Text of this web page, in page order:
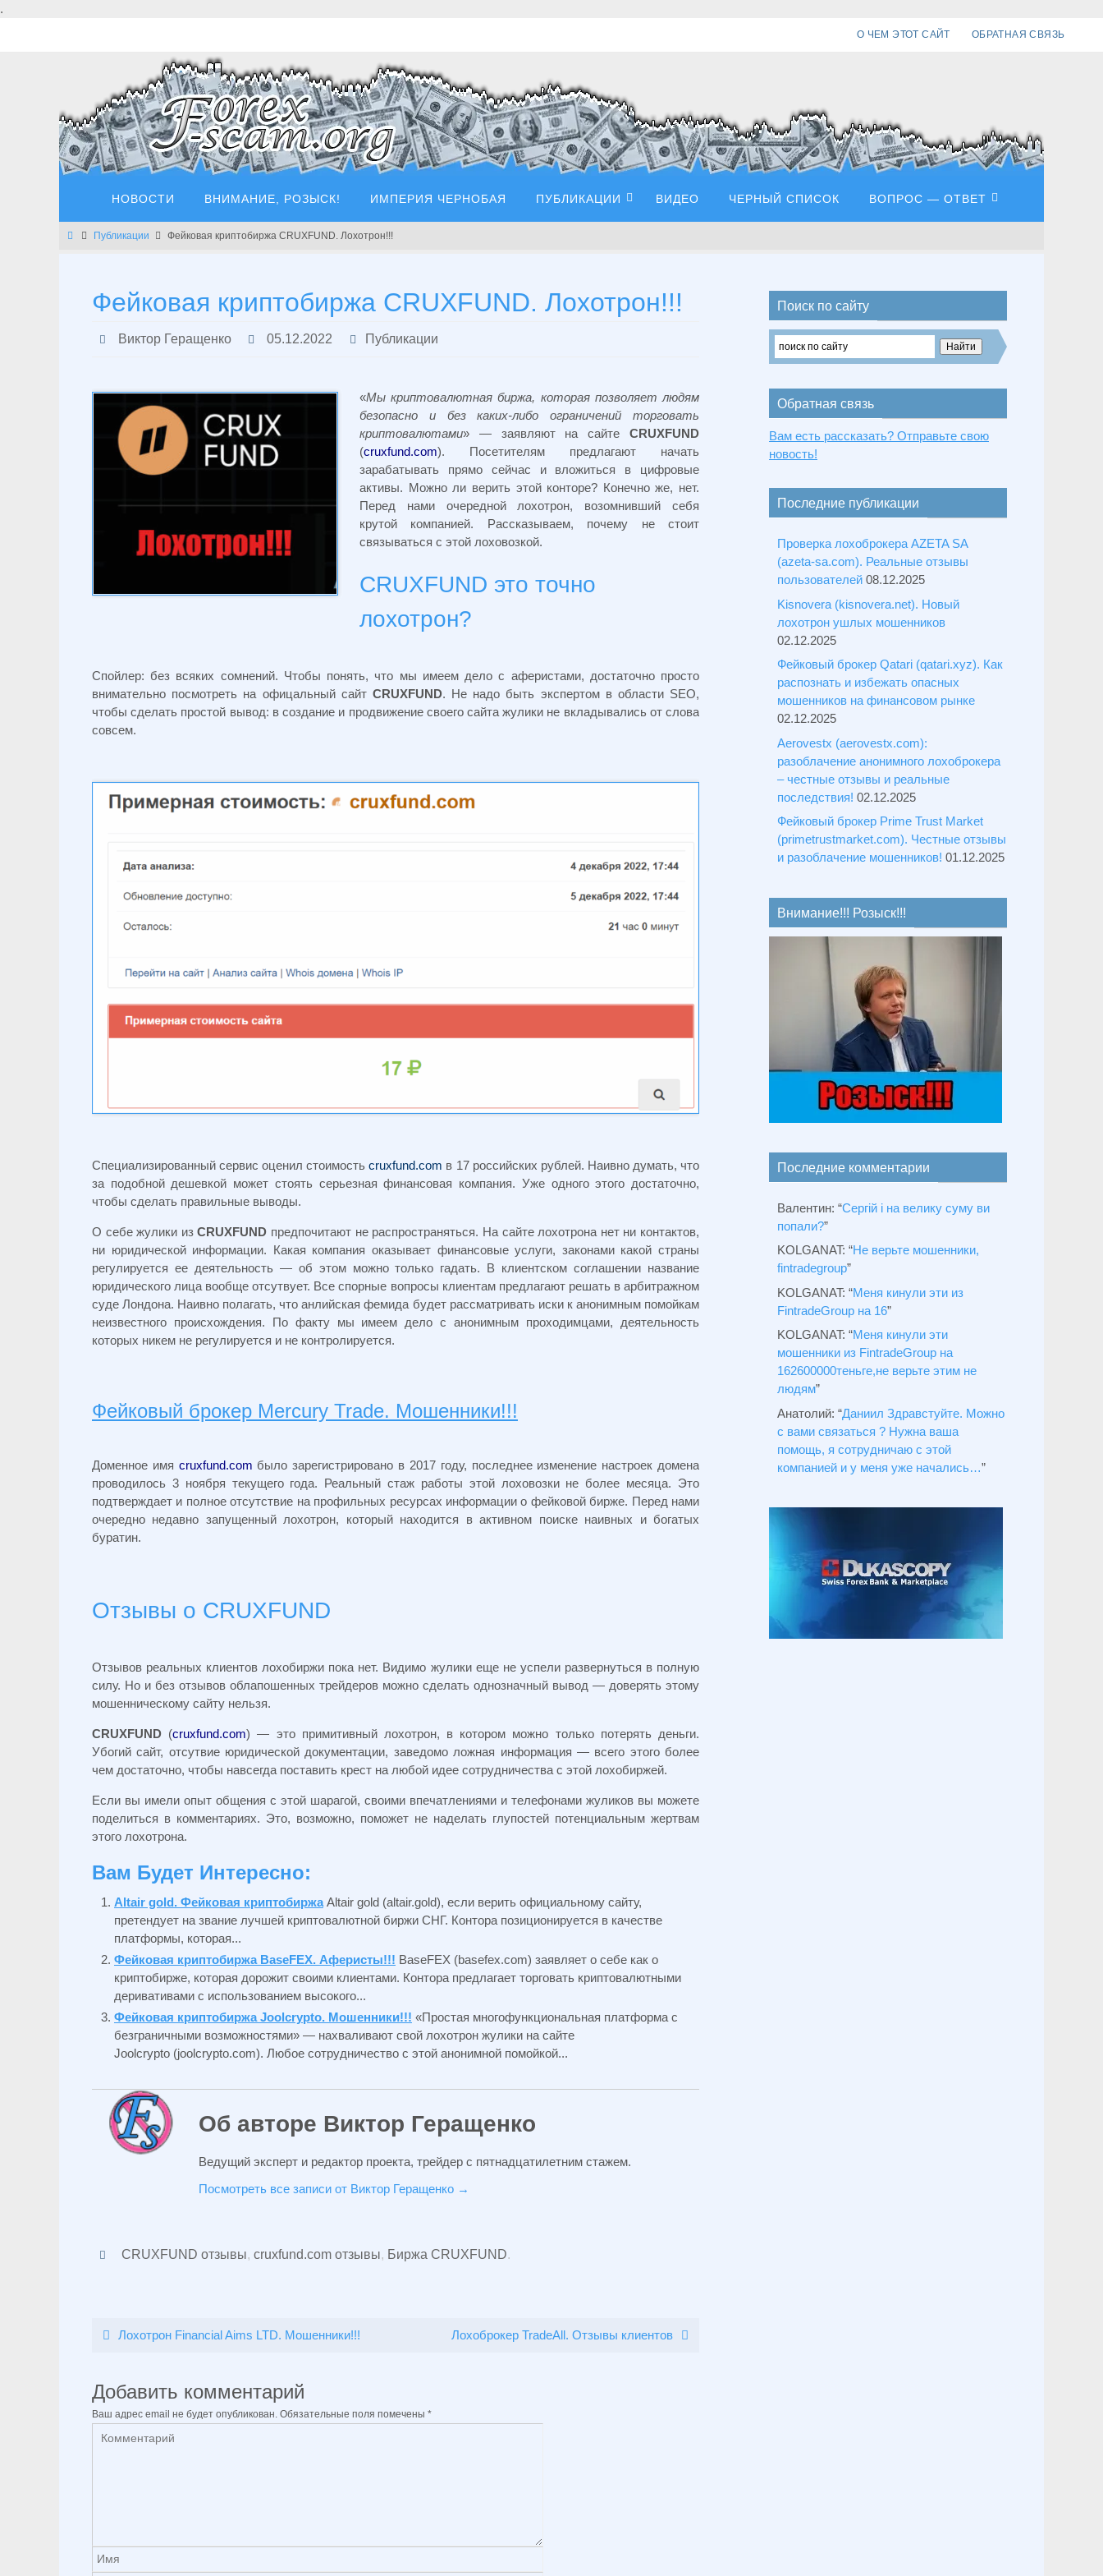
.
О ЧЕМ ЭТОТ САЙТ ОБРАТНАЯ СВЯЗЬ
НОВОСТИ ВНИМАНИЕ, РОЗЫСК! ИМПЕРИЯ ЧЕРНОБАЯ ПУБЛИКАЦИИ ВИДЕО ЧЕРНЫЙ СПИСОК ВОПРОС — ОТВЕТ
Главная
Публикации Фейковая криптобиржа CRUXFUND. Лохотрон!!!
Фейковая криптобиржа CRUXFUND. Лохотрон!!!
Виктор Геращенко 05.12.2022 Публикации
«Мы криптовалютная биржа, которая позволяет людям
безопасно и без каких-либо ограничений торговать
криптовалютами» — заявляют на сайте CRUXFUND
(cruxfund.com). Посетителям предлагают начать
зарабатывать прямо сейчас и вложиться в цифровые
активы. Можно ли верить этой конторе? Конечно же, нет.
Перед нами очередной лохотрон, возомнивший себя
крутой компанией. Рассказываем, почему не стоит
связываться с этой лоховозкой.
CRUXFUND это точно
лохотрон?
Спойлер: без всяких сомнений. Чтобы понять, что мы имеем дело с аферистами, достаточно просто
внимательно посмотреть на офицальный сайт CRUXFUND. Не надо быть экспертом в области SEO,
чтобы сделать простой вывод: в создание и продвижение своего сайта жулики не вкладывались от слова
совсем.
Специализированный сервис оценил стоимостьcruxfund.com в 17 российских рублей. Наивно думать, что
за подобной дешевкой может стоять серьезная финансовая компания. Уже одного этого достаточно,
чтобы сделать правильные выводы.
О себе жулики изCRUXFUND предпочитают не распространяться. На сайте лохотрона нет ни контактов,
ни юридической информации. Какая компания оказывает финансовые услуги, законами какой страны
регулируется ее деятельность — об этом можно только гадать. В клиентском соглашении название
юридического лица вообще отсутвует. Все спорные вопросы клиентам предлагают решать в арбитражном
суде Лондона. Наивно полагать, что анлийская фемида будет рассматривать иски к анонимным помойкам
неизвестного происхождения. По факту мы имеем дело с анонимным проходимцами, деятельность
которых никем не регулируется и не контролируется.
Фейковый брокер Mercury Trade. Мошенники!!!
Доменное имя cruxfund.com было зарегистрировано в 2017 году, последнее изменение настроек домена
проводилось 3 ноября текущего года. Реальный стаж работы этой лоховозки не более месяца. Это
подтверждает и полное отсутствие на профильных ресурсах информации о фейковой бирже. Перед нами
очередно недавно запущенный лохотрон, который находится в активном поиске наивных и богатых
буратин.
Отзывы о CRUXFUND
Отзывов реальных клиентов лохобиржи пока нет. Видимо жулики еще не успели развернуться в полную
силу. Но и без отзывов облапошенных трейдеров можно сделать однозначный вывод — доверять этому
мошенническому сайту нельзя.
CRUXFUND (cruxfund.com) — это примитивный лохотрон, в котором можно только потерять деньги.
Убогий сайт, отсутвие юридической документации, заведомо ложная информация — всего этого более
чем достаточно, чтобы навсегда поставить крест на любой идее сотрудничества с этой лохобиржей.
Если вы имели опыт общения с этой шарагой, своими впечатлениями и телефонами жуликов вы можете
поделиться в комментариях. Это, возможно, поможет не наделать глупостей потенциальным жертвам
этого лохотрона.
Вам Будет Интересно:
Altair gold. Фейковая криптобиржа Altair gold (altair.gold), если верить официальному сайту,
претендует на звание лучшей криптовалютной биржи СНГ. Контора позиционируется в качестве
платформы, которая...
Фейковая криптобиржа BaseFEX. Аферисты!!! BaseFEX (basefex.com) заявляет о себе как о
криптобирже, которая дорожит своими клиентами. Контора предлагает торговать криптовалютными
деривативами с использованием высокого...
Фейковая криптобиржа Joolcrypto. Мошенники!!! «Простая многофункциональная платформа с
безграничными возможностями» — нахваливают свой лохотрон жулики на сайте
Joolcrypto (joolcrypto.com). Любое сотрудничество с этой анонимной помойкой...
Об авторе Виктор Геращенко
Ведущий эксперт и редактор проекта, трейдер с пятнадцатилетним стажем.
Посмотреть все записи от Виктор Геращенко →
CRUXFUND отзывы, cruxfund.com отзывы, Биржа CRUXFUND.
Лохотрон Financial Aims LTD. Мошенники!!! Лохоброкер TradeAll. Отзывы клиентов
Добавить комментарий
Ваш адрес email не будет опубликован. Обязательные поля помечены *
Поиск по сайту
Обратная связь
Вам есть рассказать? Отправьте свою
новость!
Последние публикации
Проверка лохоброкера AZETA SA
(azeta-sa.com). Реальные отзывы
пользователей 08.12.2025
Kisnovera (kisnovera.net). Новый
лохотрон ушлых мошенников
02.12.2025
Фейковый брокер Qatari (qatari.xyz). Как
распознать и избежать опасных
мошенников на финансовом рынке
02.12.2025
Aerovestx (aerovestx.com):
разоблачение анонимного лохоброкера
– честные отзывы и реальные
последствия! 02.12.2025
Фейковый брокер Prime Trust Market
(primetrustmarket.com). Честные отзывы
и разоблачение мошенников! 01.12.2025
Внимание!!! Розыск!!!
Последние комментарии
Валентин: “Сергій і на велику суму ви
попали?”
KOLGANAT: “Не верьте мошенники,
fintradegroup”
KOLGANAT: “Меня кинули эти из
FintradeGroup на 16”
KOLGANAT: “Меня кинули эти
мошенники из FintradeGroup на
162600000теньге,не верьте этим не
людям”
Анатолий: “Даниил Здравстуйте. Можно
с вами связаться ? Нужна ваша
помощь, я сотрудничаю с этой
компанией и у меня уже начались…”